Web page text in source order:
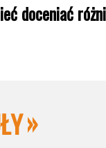
doceniać